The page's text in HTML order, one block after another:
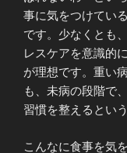
事に気をつけてい
です。少なくとも
レスケアを意識的
が理想です。重い
も、未病の段階で
習慣を整えるとい
こんなに食事を気